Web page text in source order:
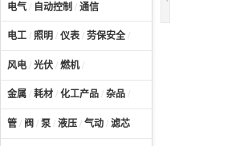
电气 / 自动控制 / 通信
电工 / 照明 / 仪表 / 劳保安全 /
风电 / 光伏 / 燃机/
金属 / 耗材 / 化工产品 / 杂品 /
管 / 阀 / 泵 / 液压 / 气动 / 滤芯